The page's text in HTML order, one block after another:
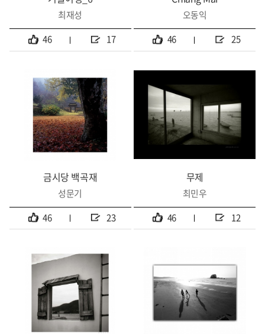
최재성
46
17
오동익
46
25
금시당 백곡재
성문기
46
23
무제
최민우
46
12